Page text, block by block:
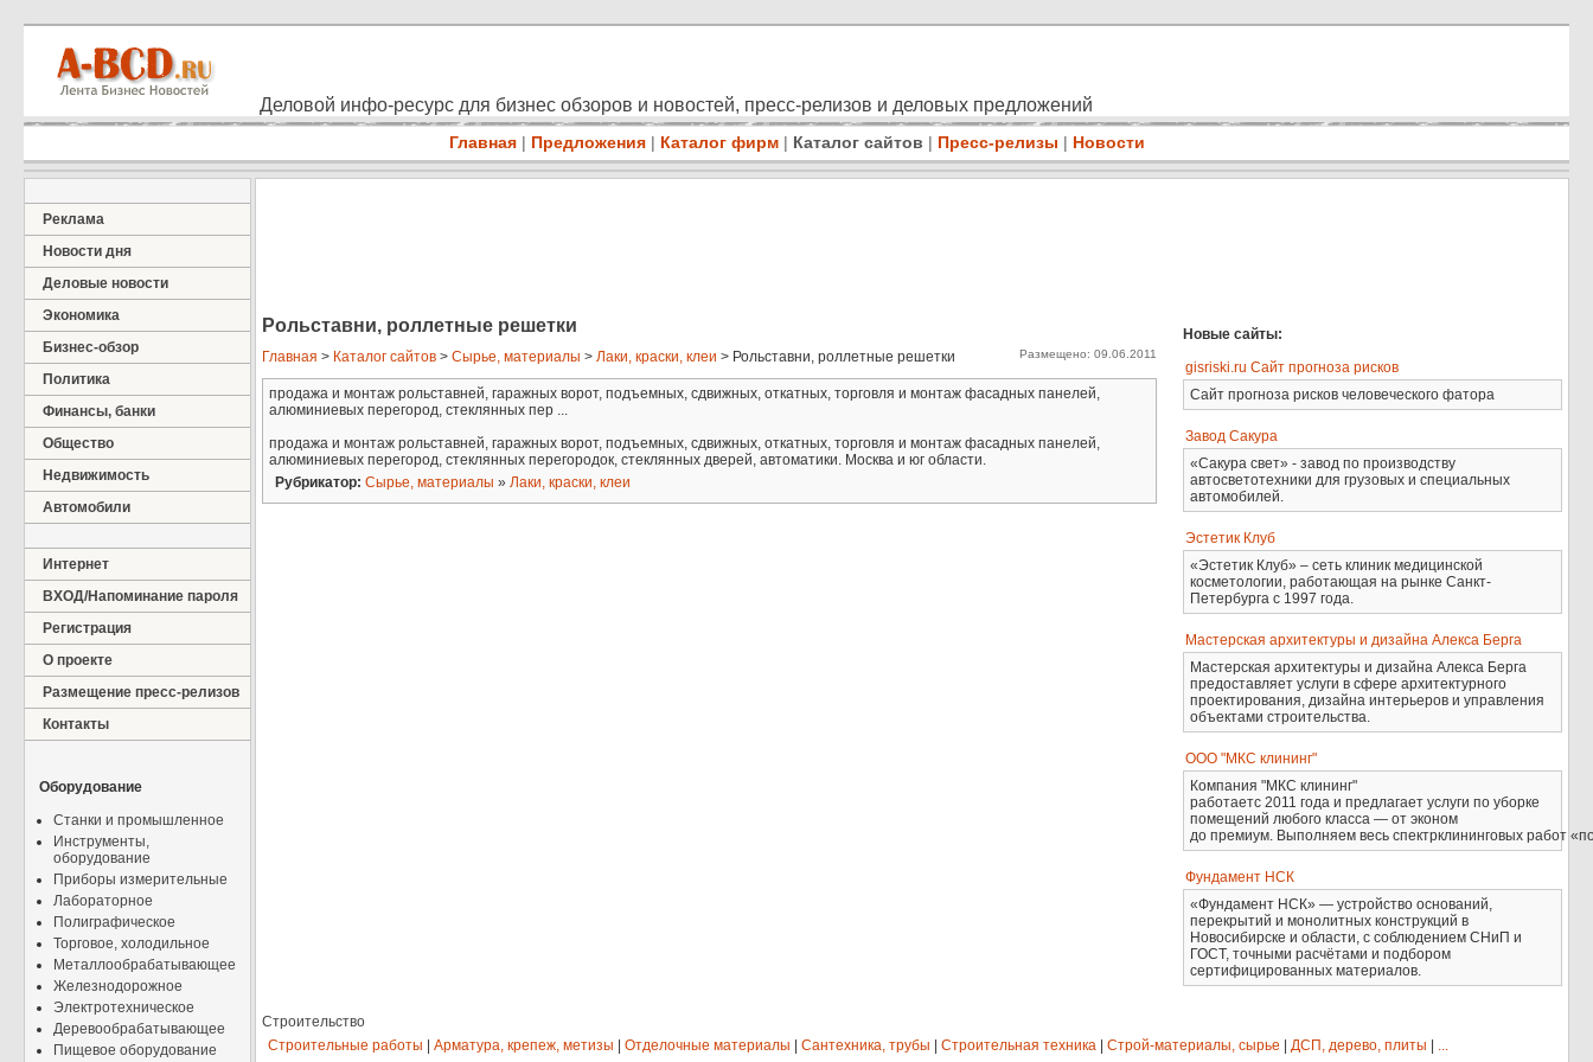
Деловой инфо-ресурс для бизнес обзоров и новостей, пресс-релизов и деловых предложений
Главная | Предложения | Каталог фирм | Каталог сайтов | Пресс-релизы | Новости
Реклама
Новости дня
Деловые новости
Экономика
Бизнес-обзор
Политика
Финансы, банки
Общество
Недвижимость
Автомобили
Интернет
ВХОД/Напоминание пароля
Регистрация
О проекте
Размещение пресс-релизов
Контакты
Оборудование
Станки и промышленное
Инструменты,
оборудование
Приборы измерительные
Лабораторное
Полиграфическое
Торговое, холодильное
Металлообрабатывающее
Железнодорожное
Электротехническое
Деревообрабатывающее
Пищевое оборудование
Рольставни, роллетные решетки
Главная > Каталог сайтов > Сырье, материалы > Лаки, краски, клеи > Рольставни, роллетные решетки Размещено: 09.06.2011
продажа и монтаж рольставней, гаражных ворот, подъемных, сдвижных, откатных, торговля и монтаж фасадных панелей,
алюминиевых перегород, стеклянных пер ...
продажа и монтаж рольставней, гаражных ворот, подъемных, сдвижных, откатных, торговля и монтаж фасадных панелей,
алюминиевых перегород, стеклянных перегородок, стеклянных дверей, автоматики. Москва и юг области.
Рубрикатор: Сырье, материалы » Лаки, краски, клеи
Новые сайты:
gisriski.ru Сайт прогноза рисков
Сайт прогноза рисков человеческого фатора
Завод Сакура
«Сакура свет» - завод по производству
автосветотехники для грузовых и специальных
автомобилей.
Эстетик Клуб
«Эстетик Клуб» – сеть клиник медицинской
косметологии, работающая на рынке Санкт-
Петербурга с 1997 года.
Мастерская архитектуры и дизайна Алекса Берга
Мастерская архитектуры и дизайна Алекса Берга
предоставляет услуги в сфере архитектурного
проектирования, дизайна интерьеров и управления
объектами строительства.
ООО "МКС клининг"
Компания "МКС клининг"
работаетс 2011 года и предлагает услуги по уборке
помещений любого класса — от эконом
до премиум. Выполняем весь спектрклининговых работ
Фундамент НСК
«Фундамент НСК» — устройство оснований,
перекрытий и монолитных конструкций в
Новосибирске и области, с соблюдением СНиП и
ГОСТ, точными расчётами и подбором
сертифицированных материалов.
Строительство
Строительные работы
Арматура, крепеж, метизы Отделочные материалы Сантехника, трубы Строительная техника Строй-материалы, сырье ДСП, дерево, плиты
...